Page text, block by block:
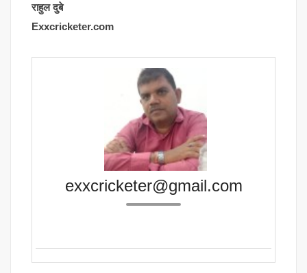
राहुल दुबे
Exxcricketer.com
exxcricketer@gmail.com